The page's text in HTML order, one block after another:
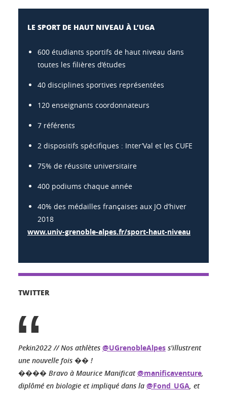
LE SPORT DE HAUT NIVEAU À L’UGA
600 étudiants sportifs de haut niveau dans
toutes les filières d’études
40 disciplines sportives représentées
120 enseignants coordonnateurs
7 référents
2 dispositifs spécifiques : Inter’Val et les CUFE
75% de réussite universitaire
400 podiums chaque année
40% des médailles françaises aux JO d’hiver
2018
www.univ-grenoble-alpes.fr/sport-haut-niveau
TWITTER
Pekin2022 // Nos athlètes @UGrenobleAlpes s'illustrent
une nouvelle fois �� !
���� Bravo à Maurice Manificat@manificaventure,
diplômé en biologie et impliqué dans la @Fond_UGA, et